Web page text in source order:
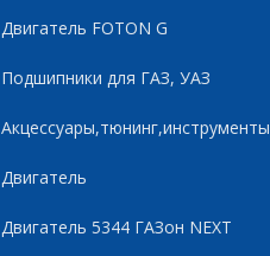
Двигатель FOTON G
Подшипники для ГАЗ, УАЗ
Акцессуары,тюнинг,инструменты
Двигатель
Двигатель 5344 ГАЗон NEXT